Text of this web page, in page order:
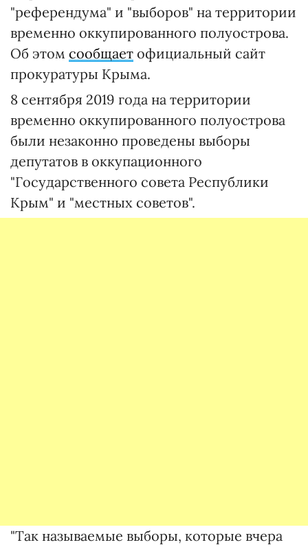
"референдума" и "выборов" на территории
временно оккупированного полуострова.
Об этом сообщает официальный сайт
прокуратуры Крыма.
8 сентября 2019 года на территории
временно оккупированного полуострова
были незаконно проведены выборы
депутатов в оккупационного
"Государственного совета Республики
Крым" и "местных советов".
"Так называемые выборы, которые вчера